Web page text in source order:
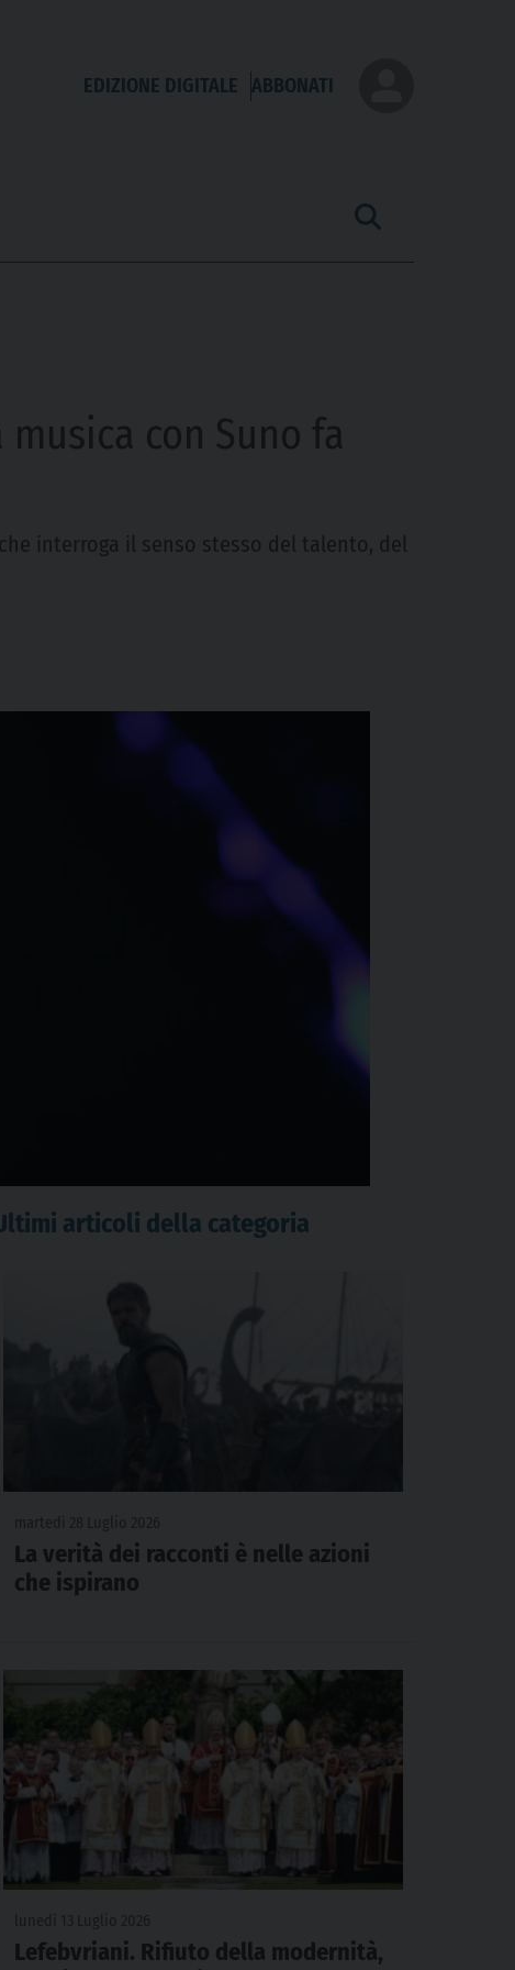
EDIZIONE DIGITALE ABBONATI
musica con Suno fa
interroga il senso stesso del talento, del
articoli della categoria
La verità dei racconti è nelle azioni
che ispirano
Lefebvriani. Rifiuto della modernità,